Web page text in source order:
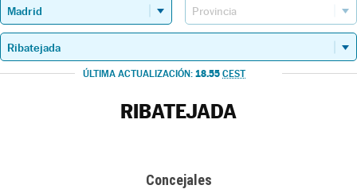
ÚLTIMA ACTUALIZACIÓN: 18.55 CEST
RIBATEJADA
Concejales